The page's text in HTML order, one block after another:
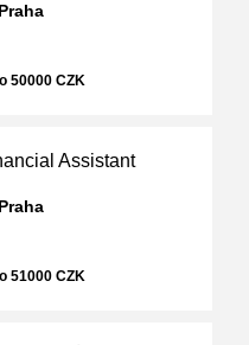
50000 CZK
Assistant
51000 CZK